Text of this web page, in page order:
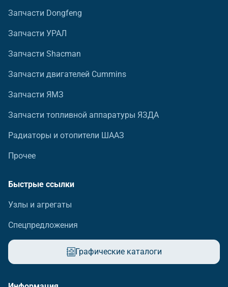
Запчасти Dongfeng
Запчасти УРАЛ
Запчасти Shacman
Запчасти двигателей Cummins
Запчасти ЯМЗ
Запчасти топливной аппаратуры ЯЗДА
Радиаторы и отопители ШААЗ
Прочее
Быстрые ссылки
Узлы и агрегаты
Спецпредложения
Графические каталоги